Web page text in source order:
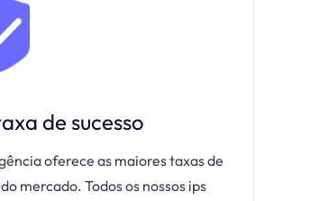
de sucesso
oferece as maiores taxas de
mercado. Todos os nossos ips